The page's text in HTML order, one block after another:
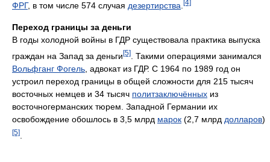
ФРГ, в том числе 574 случая дезертирства [4]
Переход границы за деньги
В годы холодной войны в ГДР существовала практика выпуска
граждан на Запад за деньги [5]
. Такими операциями занимался
Вольфганг Фогель , адвокат из ГДР. С 1964 по 1989 год он
устроил переход границы в общей сложности для 215 тысяч
восточных немцев и 34 тысяч политзаключённых из
восточногерманских тюрем. Западной Германии их
освобождение обошлось в 3,5 млрд марок (2,7 млрд долларов)
[5]